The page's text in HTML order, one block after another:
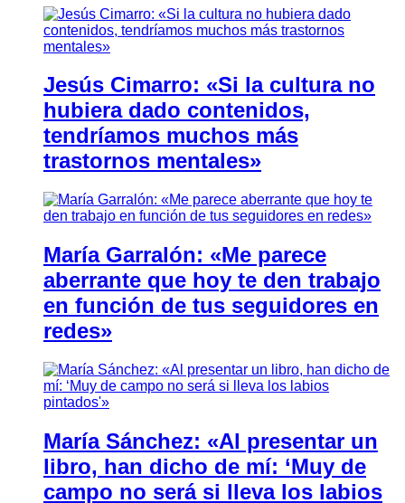
Jesús Cimarro: «Si la cultura no
hubiera dado contenidos,
tendríamos muchos más
trastornos mentales»
María Garralón: «Me parece
aberrante que hoy te den trabajo
en función de tus seguidores en
redes»
María Sánchez: «Al presentar un
libro, han dicho de mí: ‘Muy de
campo no será si lleva los labios